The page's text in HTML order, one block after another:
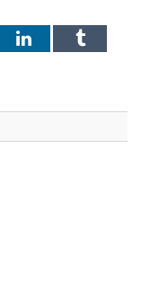
LinkedInTumblr